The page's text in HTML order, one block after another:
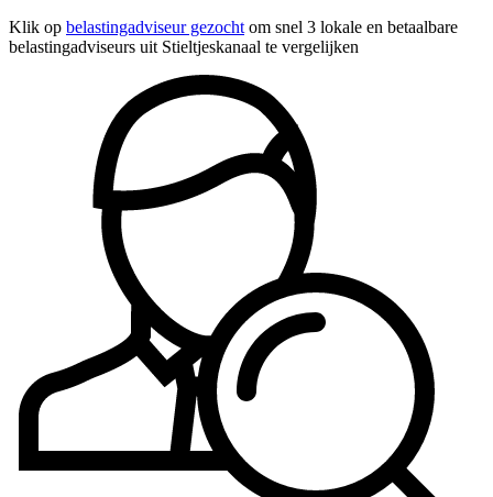
Klik op belastingadviseur gezocht om snel 3 lokale en betaalbare
belastingadviseurs uit Stieltjeskanaal te vergelijken